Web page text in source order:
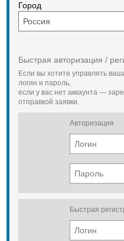
Город
Быстрая авторизация /
Если вы хотите управлять
логин и пароль,
если у вас нет аккаунта —
отправкой заявки.
Авторизация
Быстрая